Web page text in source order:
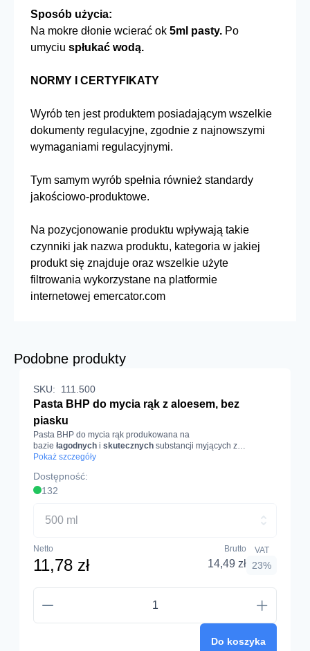
Sposób użycia:
Na mokre dłonie wcierać ok 5ml pasty. Po
umyciu spłukać wodą.
NORMY I CERTYFIKATY
Wyrób ten jest produktem posiadającym wszelkie
dokumenty regulacyjne, zgodnie z najnowszymi
wymaganiami regulacyjnymi.
Tym samym wyrób spełnia również standardy
jakościowo-produktowe.
Na pozycjonowanie produktu wpływają takie
czynniki jak nazwa produktu, kategoria w jakiej
produkt się znajduje oraz wszelkie użyte
filtrowania wykorzystane na platformie
internetowej emercator.com
Podobne produkty
SKU: 111.500
Pasta BHP do mycia rąk z aloesem, bez
piasku
Pasta BHP do mycia rąk produkowana na
bazie łagodnych i skutecznych substancji myjących z
dodatkiemaloesu
Pokaż szczegóły
Dostępność:
132
500 ml
Netto
11,78 zł
Brutto
14,49 zł
VAT
23%
Do koszyka